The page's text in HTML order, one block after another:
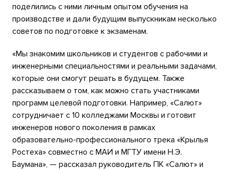
поделились с ними личным опытом обучения на
производстве и дали будущим выпускникам несколько
советов по подготовке к экзаменам.
«Мы знакомим школьников и студентов с рабочими и
инженерными специальностями и реальными задачами,
которые они смогут решать в будущем. Также
рассказываем о том, как можно стать участниками
программ целевой подготовки. Например, «Салют»
сотрудничает с 10 колледжами Москвы и готовит
инженеров нового поколения в рамках
образовательно-профессионального трека «Крылья
Ростеха» совместно с МАИ и МГТУ имени Н.Э.
Баумана», — рассказал руководитель ПК «Салют» и